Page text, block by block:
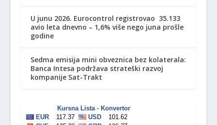
U junu 2026. Eurocontrol registrovao 35.133
avio leta dnevno – 1,6% više nego juna prošle
godine
Sedma emisija mini obveznica bez kolaterala:
Banca Intesa podržava strateški razvoj
kompanije Sat-Trakt